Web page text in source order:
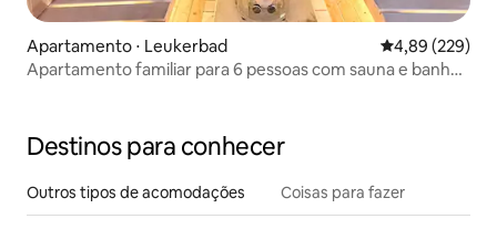
Apartamento ⋅ Leukerbad 4,89 de uma
4,89 (229)
Apartamento familiar para 6 pessoas com sauna e banho
Destinos para conhecer
Outros tipos de acomodações Coisas para fazer